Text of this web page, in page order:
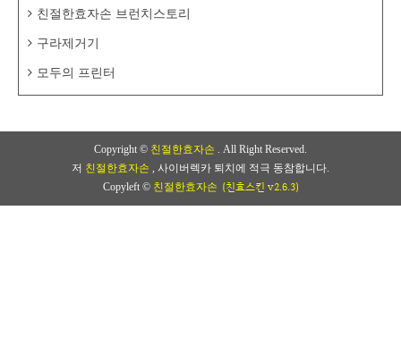
친절한효자손 브런치스토리
구라제거기
모두의 프린터
Copyright © 친절한효자손 . All Right Reserved.
저 친절한효자손 , 사이버렉카 퇴치에 적극 동참합니다.
Copyleft © 친절한효자손 (친효스킨 v2.6.3)